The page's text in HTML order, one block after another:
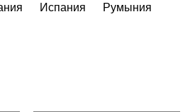
Испания
Румыния